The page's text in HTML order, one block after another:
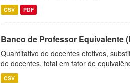
CSV PDF
Banco de Professor Equivalente
Quantitativo de docentes efetivos,
de docentes, total em fator de
CSV